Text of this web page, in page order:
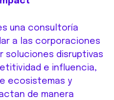
una consultoría
a las corporaciones
soluciones disruptivas
e influencia,
ecosistemas y
de manera